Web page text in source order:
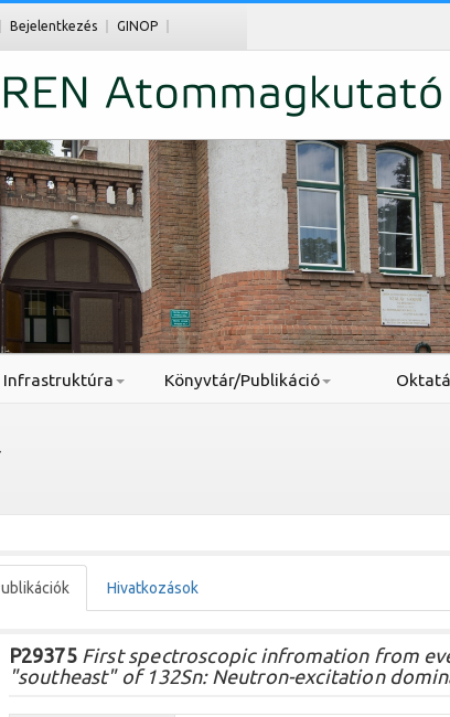
Bejelentkezés GINOP
Infrastruktúra Könyvtár/Publikáció
Hivatkozások
P29375First spectroscopic infromation from
"southeast" of 132Sn: Neutron-excitation